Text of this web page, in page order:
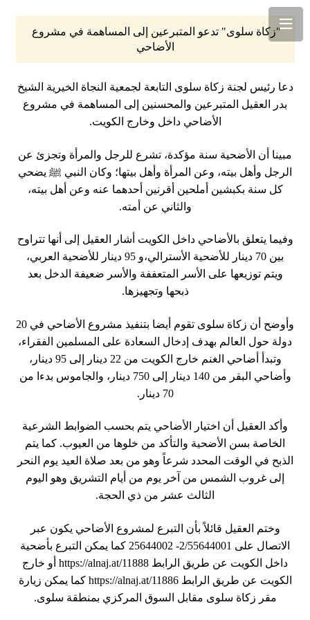
الأضاحي
دعا رئيس لجنة زكاة سلوى التابعة لجمعية النجاة الخيرية الشيخ
بدر العقيل المتبرعين والمحسنين إلى المساهمة في مشروع
الأضاحي داخل وخارج الكويت.
مبينا أن الأضحية سنة مؤكدة، تشرع للرجل والمرأة وتجزئ عن
الرجل وأهل بيته، وعن المرأة وأهل بيتها؛ وكان النبي ﷺ يضحي
كل سنة بكبشين أملحين أقرنين أحدهما عنه وعن أهل بيته،
والثاني عن أمته.
وفيما يتعلق بالأضاحي داخل الكويت أشار العقيل إلى أنها تتراوح
بين 70 دينار للأضحية الأسترالي،و 95 دينار للأضحية العربي،
ويتم توزيعها على الأسر المتعففة والأسر ضعيفة الدخل بعد
ذبحها وتجهيزها.
وأوضح أن زكاة سلوى تقوم أيضا بتنفيذ مشروع الأضاحي في 20
دولة حول العالم بهدف إدخال السعادة على المسلمين الفقراء،
وتبدأ أضاحي الغنم خارج الكويت من 22 دينار إلى 95 دينار،
وأضاحي البقر من 140 دينار إلى 750 دينار، والجاموس بدءا من
70 دينار.
وأكد العقيل أن اختيار الأضاحي يتم بحسب الضوابط الشرعية
الخاصة بسن الأضحية والتأكد من خلوها من العيوب. كما يتم
الذبح في الوقت المحدد شرعاً وهو من بعد صلاة العيد يوم النحر
إلى غروب الشمس من آخر يوم من أيام التشريق وهو اليوم
الثالث عشر من ذي الحجة.
وختم العقيل قائلاً بأن التبرع لمشروع الأضاحي يكون عبر
الاتصال على 2/55644001- 25644002 كما يمكن التبرع بأضحية
داخل الكويت عن طريق الرابط https://alnaj.at/11888 أو خارج
الكويت عن طريق الرابط https://alnaj.at/11886 كما يمكن زيارة
مقر زكاة سلوى مقابل السوق المركزي بمنطقة سلوى.